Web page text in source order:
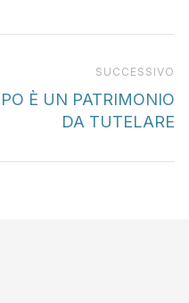
SUCCESSIVO
È UN PATRIMONIO
DA TUTELARE